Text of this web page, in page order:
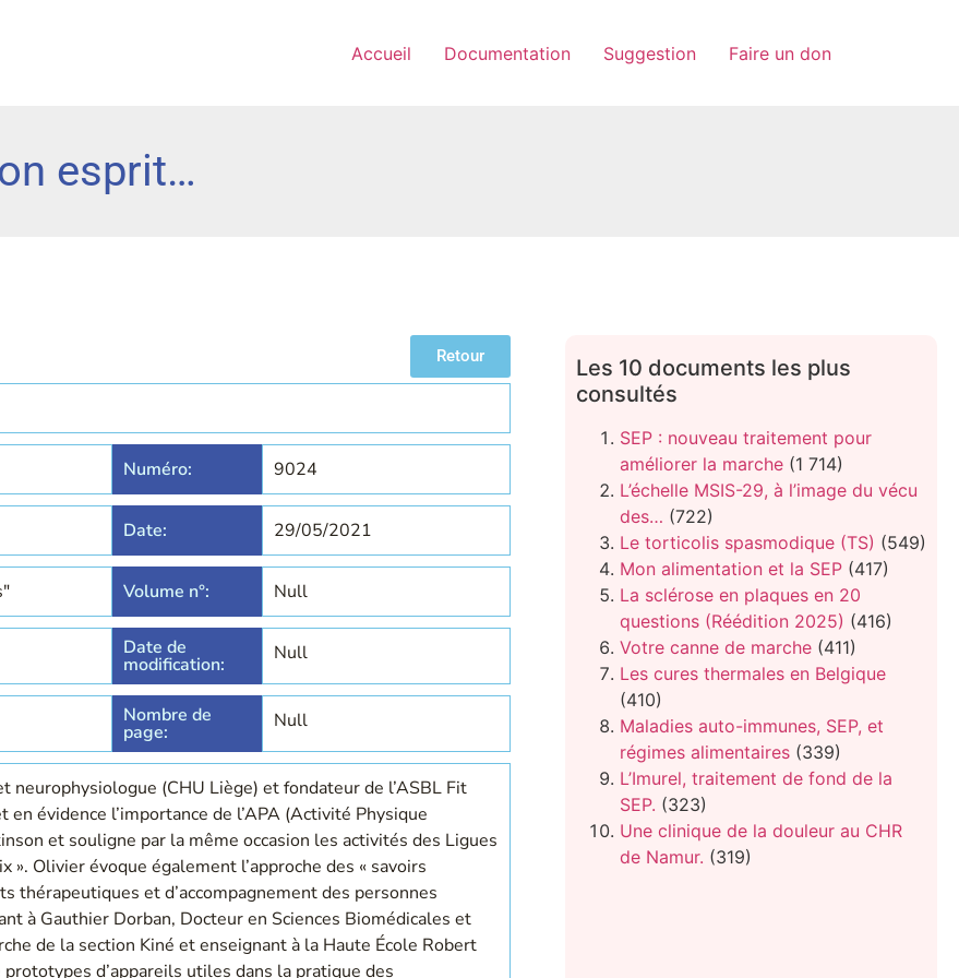
Accueil Documentation Suggestion Faire un don
esprit…
Retour
Numéro: 9024
Date: 29/05/2021
Volume n°: Null
Date de
modification: Null
Nombre de
page: Null
neurophysiologue (CHU Liège) et fondateur de l’ASBL Fit
évidence l’importance de l’APA (Activité Physique
et souligne par la même occasion les activités des Ligues
». Olivier évoque également l’approche des « savoirs
thérapeutiques et d’accompagnement des personnes
à Gauthier Dorban, Docteur en Sciences Biomédicales et
de la section Kiné et enseignant à la Haute École Robert
d’appareils utiles dans la pratique des
Les 10 documents les plus
consultés
SEP : nouveau traitement pour
améliorer la marche (1 714)
L’échelle MSIS-29, à l’image du vécu
des… (722)
Le torticolis spasmodique (TS) (549)
Mon alimentation et la SEP (417)
La sclérose en plaques en 20
questions (Réédition 2025) (416)
Votre canne de marche (411)
Les cures thermales en Belgique
(410)
Maladies auto-immunes, SEP, et
régimes alimentaires (339)
L’Imurel, traitement de fond de la
SEP. (323)
Une clinique de la douleur au CHR
de Namur. (319)